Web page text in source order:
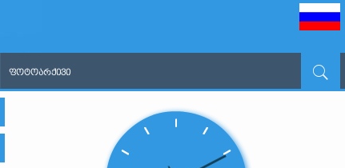
ᲤᲝᲢᲝᲐᲠᲥᲘᲕᲘ